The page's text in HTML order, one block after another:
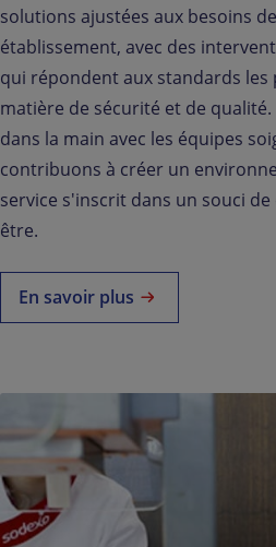
solutions ajustées aux besoins
établissement, avec des
qui répondent aux standards les
matière de sécurité et de
dans la main avec les équipes
contribuons à créer un
service s'inscrit dans un souci
être.
En savoir plus